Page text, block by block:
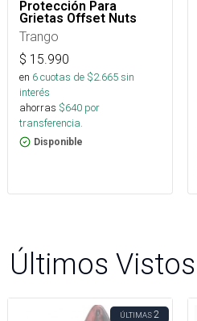
Protección Para
Grietas Offset Nuts
Trango
$ 15.990
en 6cuotas de $2.665sin
interés
ahorras $640 por
transferencia.
Disponible
Últimos Vistos
ÚLTIMAS2